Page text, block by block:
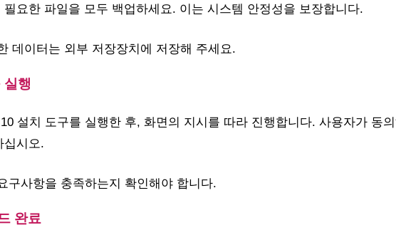
필요한 파일을 모두 백업하세요. 이는 시스템 안정성을 보장합니다.
데이터는 외부 저장장치에 저장해 주세요.
실행
설치 도구를 실행한 후, 화면의 지시를 따라 진행합니다. 사용자가 동
십시오.
구사항을 충족하는지 확인해야 합니다.
완료